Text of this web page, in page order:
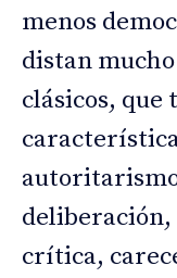
menos
distan
clásicos, que
crítica,